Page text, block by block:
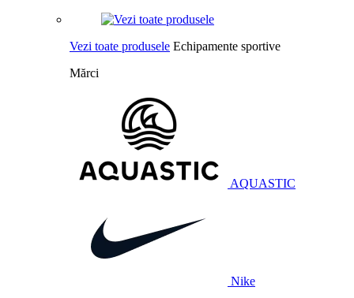
Vezi toate produsele Echipamente sportive
Mărci
AQUASTIC
Nike